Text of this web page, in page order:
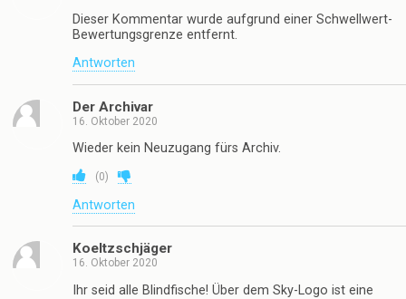
Dieser Kommentar wurde aufgrund einer Schwellwert-
Bewertungsgrenze entfernt.
Antworten
Der Archivar
16. Oktober 2020
Wieder kein Neuzugang fürs Archiv.
(0)
Antworten
Koeltzschjäger
16. Oktober 2020
Ihr seid alle Blindfische! Über dem Sky-Logo ist eine